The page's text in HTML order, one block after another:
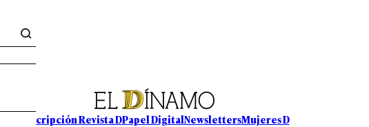
Suscripción Revista DPapel DigitalNewslettersMujeres D